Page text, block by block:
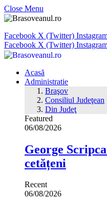
Close Menu
Facebook X (Twitter)
Facebook X (Twitter)
Acasă
Administratie
Braşov
Consiliul Judeţean
Din Judeţ
Featured
06/08/2026
George
cetățeni
Recent
06/08/2026